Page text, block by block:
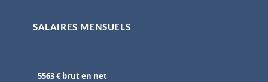
SALAIRES MENSUELS
5563 € brut en net